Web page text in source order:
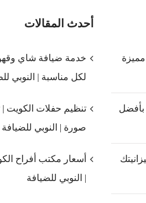
بأفضل
أحدث المقالات
خدمة ضيافة شاي
لكل مناسبة | النوبي
تنظيم حفلات الكويت
صورة | النوبي للضيافة
أسعار مكتب أفراح
| النوبي للضيافة